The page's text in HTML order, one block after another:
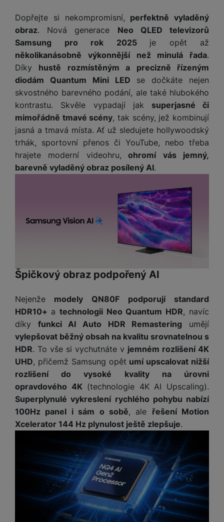
Dopřejte si nekompromisní, perfektně vyladěný
obraz. Nová generace Neo QLED televizorů
Samsung pro rok 2025 je opět až
několikanásobně výkonnější než minulá řada.
Díky hustě rozmístěným a precizně řízeným
diodám Quantum Mini LED se dočkáte nejen
skvostného barevného podání, ale také hlubokého
kontrastu. Skvěle vypadají jak superjasné či
mimořádně tmavé scény, tak scény, jež kombinují
jasná a tmavá místa. Ať už sledujete hollywoodský
trhák, sportovní přenos či YouTube, nebo třeba
hrajete moderní videohru, ohromí vás jemný,
barevně vyladěný obraz posílený AI.
Špičkový obraz podpořený AI
Nejenže modely QN80F podporují standard
HDR10+ a technologii Neo Quantum HDR, navíc
díky funkci AI Auto HDR Remastering umějí
vylepšovat běžný obsah na kvalitu srovnatelnou s
HDR. To vše si vychutnáte v jemném rozlišení 4K
UHD, přičemž Samsung opět umí upscalovat nižší
rozlišení do vysoké kvality na úrovni
opravdového 4K(technologie 4K AI Upscaling).
Superplynulé vykreslení rychlého pohybu nabízí
100Hz panel i sám o sobě, ale řešení Motion
Xcelerator 144 Hz plynulost ještě zlepšuje.